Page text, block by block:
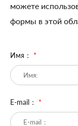
можете
формы в этой
Имя： *
E-mail： *